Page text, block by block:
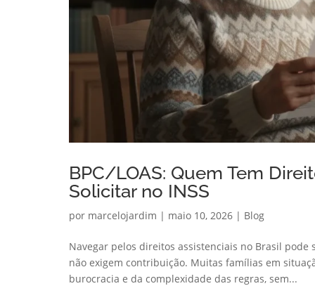
BPC/LOAS: Quem Tem
Solicitar no INSS
por marcelojardim | maio 10, 2026 | Blog
Navegar pelos direitos assistenciais no Brasil
não exigem contribuição. Muitas famílias em
burocracia e da complexidade das regras, sem...